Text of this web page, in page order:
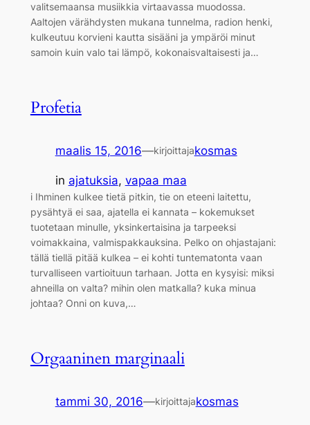
valitsemaansa musiikkia virtaavassa muodossa.
Aaltojen värähdysten mukana tunnelma, radion henki,
kulkeutuu korvieni kautta sisääni ja ympäröi minut
samoin kuin valo tai lämpö, kokonaisvaltaisesti ja…
Profetia
maalis 15, 2016—kirjoittajakosmas
in ajatuksia, vapaa maa
i Ihminen kulkee tietä pitkin, tie on eteeni laitettu,
pysähtyä ei saa, ajatella ei kannata – kokemukset
tuotetaan minulle, yksinkertaisina ja tarpeeksi
voimakkaina, valmispakkauksina. Pelko on ohjastajani:
tällä tiellä pitää kulkea – ei kohti tuntematonta vaan
turvalliseen vartioituun tarhaan. Jotta en kysyisi: miksi
ahneilla on valta? mihin olen matkalla? kuka minua
johtaa? Onni on kuva,…
Orgaaninen marginaali
tammi 30, 2016—kirjoittajakosmas